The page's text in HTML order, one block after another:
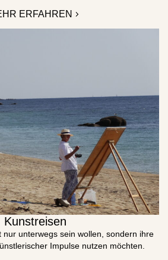
ERFAHREN
Kunstreisen
nur unterwegs sein wollen, sondern ihre
Impulse nutzen möchten.